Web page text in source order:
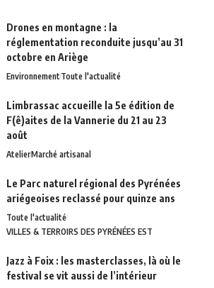
Drones en montagne : la
réglementation reconduite jusqu’au 31
octobre en Ariège
EnvironnementToute l'actualité
Limbrassac accueille la 5e édition de
F(ê)aites de la Vannerie du 21 au 23
août
AtelierMarché artisanal
Le Parc naturel régional des Pyrénées
ariégeoises reclassé pour quinze ans
Toute l'actualité
VILLES & TERROIRS DES PYRÉNÉES EST
Jazz à Foix : les masterclasses, là où le
festival se vit aussi de l’intérieur